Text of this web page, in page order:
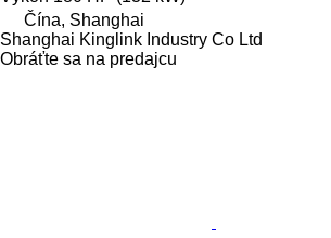
Čína, Shanghai
Shanghai Kinglink Industry Co Ltd
Obráťte sa na predajcu